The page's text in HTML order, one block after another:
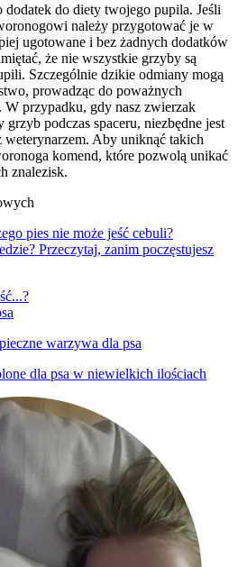
dodatek do diety twojego pupila. Jeśli
należy przygotować je w
ugotowane i bez żadnych dodatków
że nie wszystkie grzyby są
Szczególnie dzikie odmiany mogą
prowadząc do poważnych
przypadku, gdy nasz zwierzak
podczas spaceru, niezbędne jest
weterynarzem. Aby uniknąć takich
komend, które pozwolą unikać
znalezisk.
pies nie może jeść cebuli?
Przeczytaj, zanim poczęstujesz
warzywa dla psa
dla psa w niewielkich ilościach